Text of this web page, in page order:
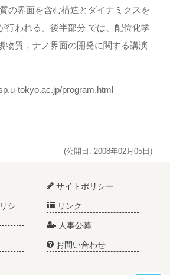
の界面を含む構造とダイナミクスを
行われる。後半部分 では、配位化学
物質，ナノ界面の開発に関する講演
tokyo.ac.jp/program.html
(公開日: 2008年02月05日)
サイトポリシー
シ
リンク
人事公募
お問い合わせ